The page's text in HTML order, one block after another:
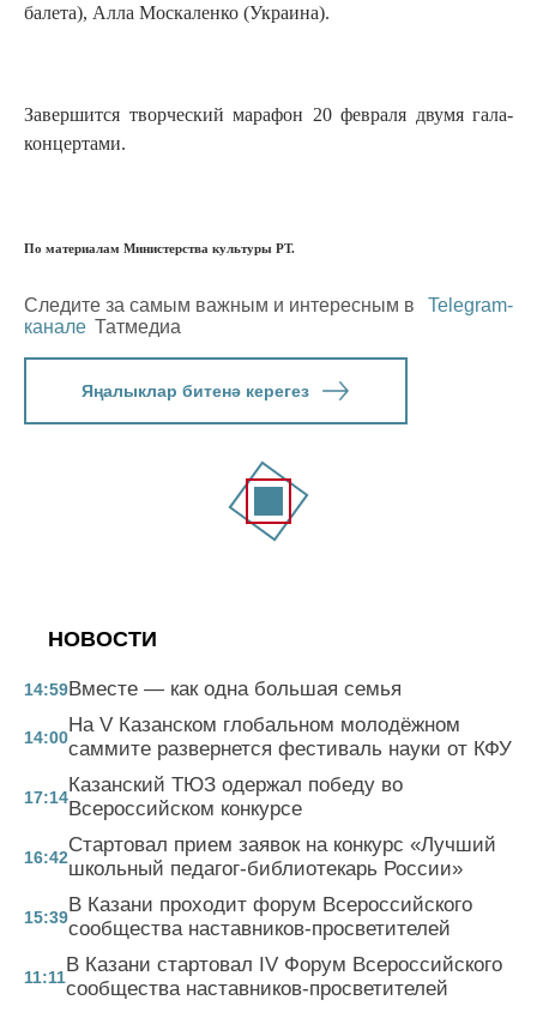
балета), Алла Москаленко (Украина).
Завершится творческий марафон 20 февраля двумя гала-
концертами.
По материалам Министерства культуры РТ.
Следите за самым важным и интересным в
Telegram-
канале Татмедиа
Яңалыклар битенә керегез
НОВОСТИ
14:59Вместе — как одна большая семья
14:00
На V Казанском глобальном молодёжном
саммите развернется фестиваль науки от КФУ
17:14
Казанский ТЮЗ одержал победу во
Всероссийском конкурсе
16:42
Стартовал прием заявок на конкурс «Лучший
школьный педагог-библиотекарь России»
15:39
В Казани проходит форум Всероссийского
сообщества наставников-просветителей
11:11
В Казани стартовал IV Форум Всероссийского
сообщества наставников-просветителей